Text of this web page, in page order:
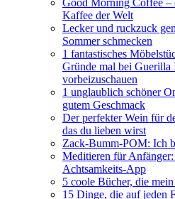
Kaffee der Welt
Lecker und ruckzuck
Sommer schmecken
1 fantastisches
Gründe mal bei
vorbeizuschauen
1 unglaublich schöner
gutem Geschmack
Der perfekter Wein für
das du lieben wirst
Zack-Bumm-POM: Ich
Meditieren für
Achtsamkeits-App
5 coole Bücher, die
15 Dinge, die auf jeden